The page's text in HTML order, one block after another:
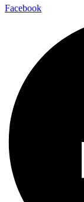
Facebook